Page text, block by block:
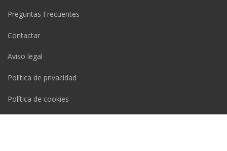
Preguntas Frecuentes
Contactar
Aviso legal
Política de privacidad
Política de cookies